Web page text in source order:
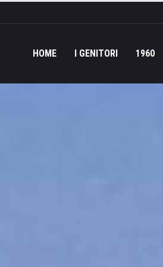
HOME I GENITORI 1960